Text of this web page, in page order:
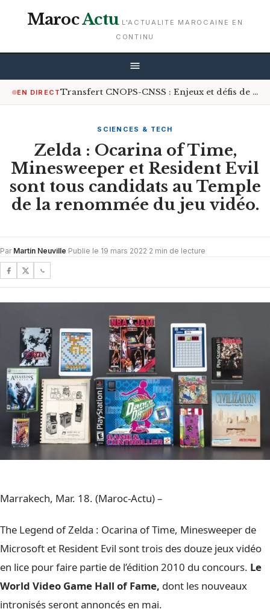
MarocActu L'ACTUALITE MAROCAINE EN
CONTINU
EN DIRECT Transfert CNOPS-CNSS : Enjeux et défis de la couverture médicale universelle
SCIENCES & TECH
Zelda : Ocarina of Time,
Minesweeper et Resident Evil
sont tous candidats au Temple
de la renommée du jeu vidéo.
Par Martin Neuville·Publie le 19 mars 2022·2 min de lecture
Marrakech, Mar. 18. (Maroc-Actu) –
The Legend of Zelda : Ocarina of Time, Minesweeper de
Microsoft et Resident Evil sont trois des douze jeux vidéo
en lice pour faire partie de l’édition 2010 du concours. Le
World Video Game Hall of Fame, dont les nouveaux
intronisés seront annoncés en mai.